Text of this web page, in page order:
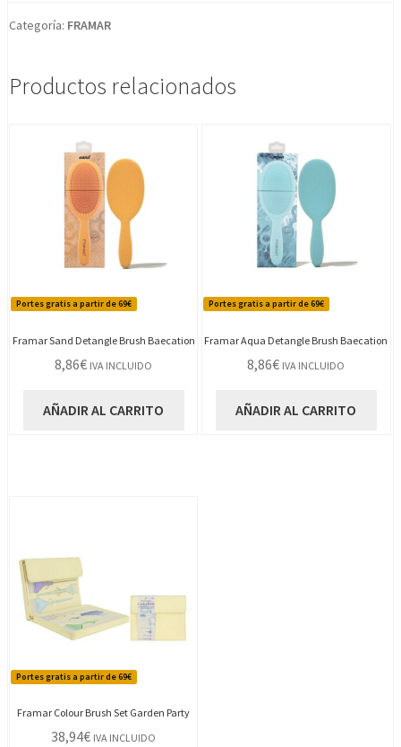
Categoría: FRAMAR
Productos relacionados
Portes gratis a partir de 69€
Framar Sand Detangle Brush Baecation
8,86€ IVA INCLUIDO
AÑADIR AL CARRITO
Portes gratis a partir de 69€
Framar Aqua Detangle Brush Baecation
8,86€ IVA INCLUIDO
AÑADIR AL CARRITO
Portes gratis a partir de 69€
Framar Colour Brush Set Garden Party
38,94€ IVA INCLUIDO